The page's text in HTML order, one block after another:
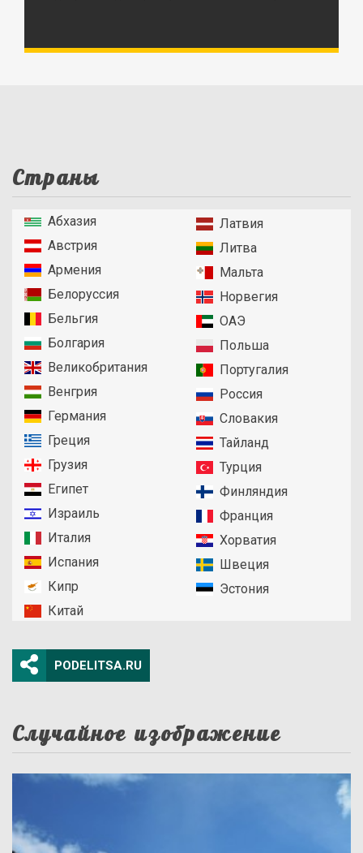
Страны
Абхазия
Австрия
Армения
Белоруссия
Бельгия
Болгария
Великобритания
Венгрия
Германия
Греция
Грузия
Египет
Израиль
Италия
Испания
Кипр
Китай
Латвия
Литва
Мальта
Норвегия
ОАЭ
Польша
Португалия
Россия
Словакия
Тайланд
Турция
Финляндия
Франция
Хорватия
Швеция
Эстония
PODELITSA.RU
Случайное изображение